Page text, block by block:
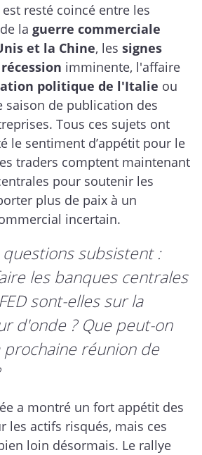
resté coincé entre les
la guerre commerciale
et la Chine, les signes
imminente, l'affaire
politique de l'Italie ou
saison de publication des
Tous ces sujets ont
le sentiment d’appétit pour le
traders comptent maintenant
pour soutenir les
plus de paix à un
incertain.
subsistent :
les banques centrales
sont-elles sur la
d'onde ? Que peut-on
réunion de
a montré un fort appétit des
les actifs risqués, mais ces
loin désormais. Le rallye